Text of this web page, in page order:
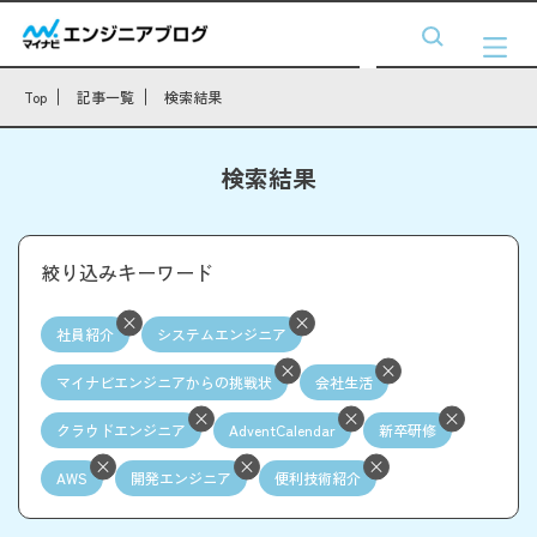
Top 記事一覧 検索結果
検索結果
絞り込みキーワード
社員紹介 システムエンジニア
マイナビエンジニアからの挑戦状 会社生活
クラウドエンジニア AdventCalendar 新卒研修
AWS 開発エンジニア 便利技術紹介